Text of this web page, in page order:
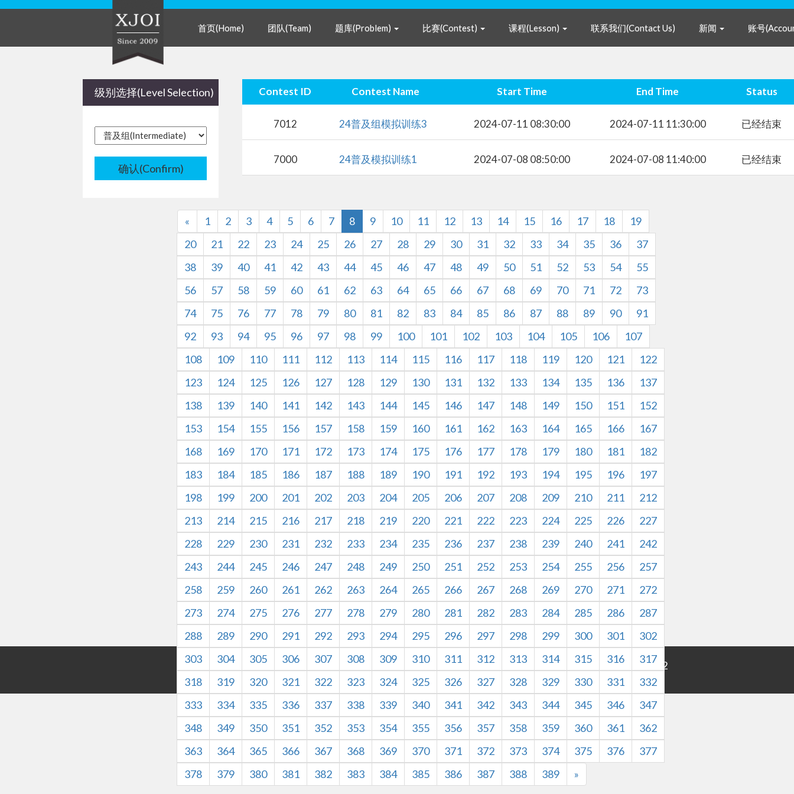
首页(Home) 团队(Team) 题库(Problem) 比赛(Contest) 课程(Lesson) 联系我们(Contact Us) 新闻 账号
级别选择(Level Selection)
确认(Confirm)
Contest ID Contest Name Start Time End Time
7012 24普及组模拟训练3 2024-07-11 08:30:00 2024-07-11 11:30:00
24普及模拟训练1
« 1 2 3 4 5 6 7 8 9 10 11 12 13 14 15 16 17 18
19
20
21 22 23 24 25 26 27 28 29 30 31 32 33 34 35 36
37
38
39 40 41 42 43 44 45 46 47 48 49 50 51 52 53 54
55
56
57 58 59 60 61 62 63 64 65 66 67 68 69 70 71 72
73
74
75 76 77 78 79 80 81 82 83 84 85 86 87 88 89 90
91
92
93 94 95 96 97 98 99 100 101 102 103 104 105 106
107
108
109 110 111 112 113 114 115 116 117 118 119 120 121
122
123
124 125 126 127 128 129 130 131 132 133 134 135 136
137
138
139 140 141 142 143 144 145 146 147 148 149 150 151
152
153
154 155 156 157 158 159 160 161 162 163 164 165 166
167
168
169 170 171 172 173 174 175 176 177 178 179 180 181
182
183
184 185 186 187 188 189 190 191 192 193 194 195 196
197
198
199 200 201 202 203 204 205 206 207 208 209 210 211
212
213
214 215 216 217 218 219 220 221 222 223 224 225 226
227
228
229 230 231 232 233 234 235 236 237 238 239 240 241
242
243
244 245 246 247 248 249 250 251 252 253 254 255 256
257
258
259 260 261 262 263 264 265 266 267 268 269 270 271
272
273
274 275 276 277 278 279 280 281 282 283 284 285 286
287
288
289 290 291 292 293 294 295 296 297 298 299 300 301
302
303
304 305 306 307 308 309 310 311 312 313 314 315 316
317
318
319 320 321 322 323 324 325 326 327 328 329 330 331
332
333
334 335 336 337 338 339 340 341 342 343 344 345 346
347
348
349 350 351 352 353 354 355 356 357 358 359 360 361
362
363
364 365 366 367 368 369 370 371 372 373 374 375 376
377
378
379 380 381 382 383 384 385 386 387 388 389 »
版权所有©HZXJHS 服务器 ID: production 服务器时间：2026-08-09 00:43:58
浙ICP备18027622号-2
本网站内容仅供学习交流，未经授权，不得用于商业用途，一经发现，信友队将追究其法律责任。